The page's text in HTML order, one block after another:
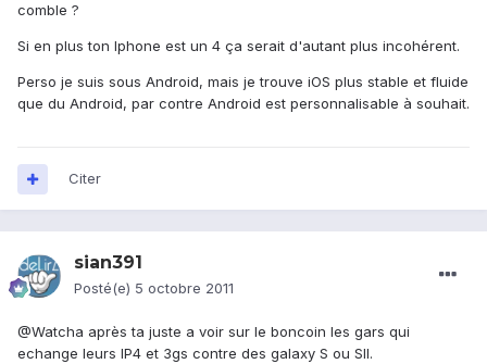
comble ?
Si en plus ton Iphone est un 4 ça serait d'autant plus incohérent.
Perso je suis sous Android, mais je trouve iOS plus stable et fluide
que du Android, par contre Android est personnalisable à souhait.
Citer
sian391
Posté(e) 5 octobre 2011
@Watcha après ta juste a voir sur le boncoin les gars qui
echange leurs IP4 et 3gs contre des galaxy S ou SII.